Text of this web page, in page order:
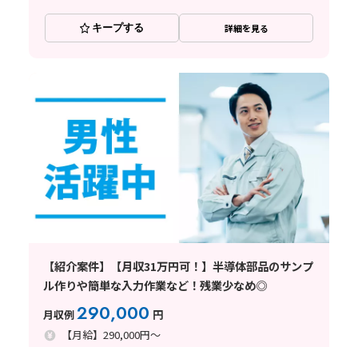
キープする 詳細を見る
【紹介案件】【月収31万円可！】半導体部品のサンプ
ル作りや簡単な入力作業など！残業少なめ◎
月収例290,000 円
【月給】290,000円～